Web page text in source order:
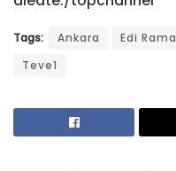
Tags: Ankara Edi Rama
Teve1